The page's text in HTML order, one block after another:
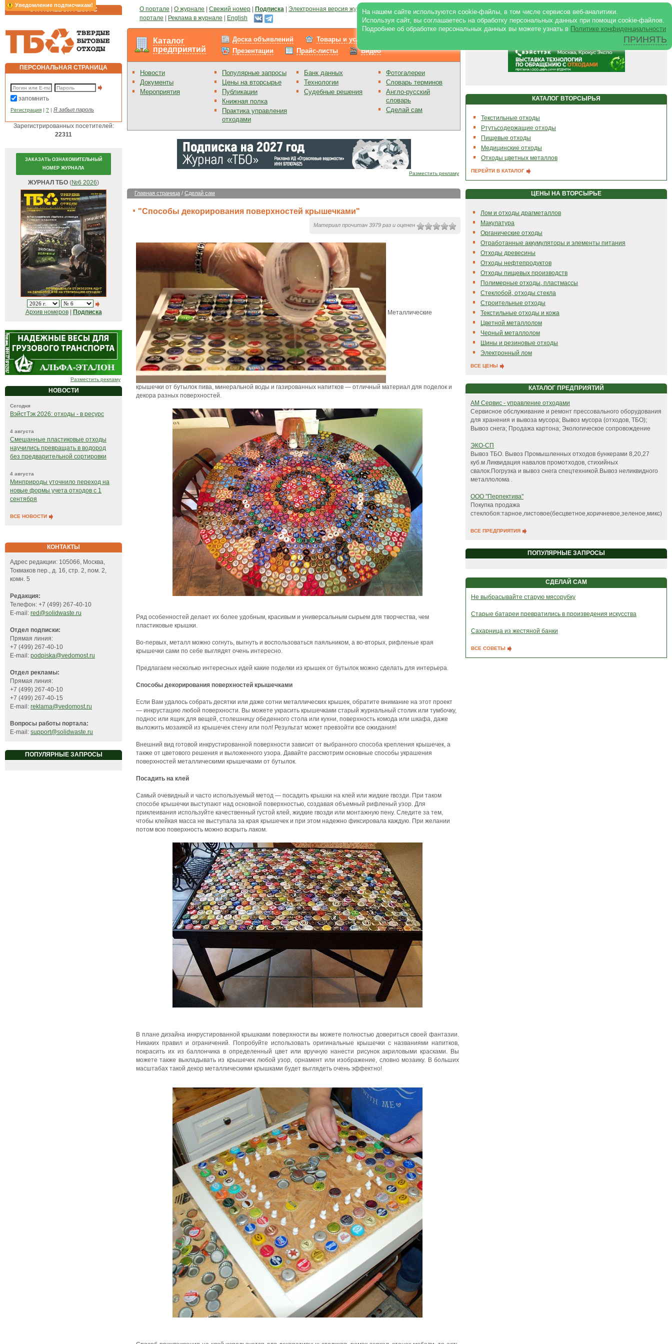
Уведомление подписчикам!
На нашем сайте используются cookie-файлы, в том числе сервисов веб-аналитики.
Используя сайт, вы соглашаетесь на обработку персональных данных при помощи cookie-файлов.
Подробнее об обработке персональных данных вы можете узнать в Политике конфиденциальности
ПРИНЯТЬ
ОТРАСЛЕВОЙ РЕСУРС О портале О журнале Свежий номер Подписка Электронная версия журнала |Отзывы|Реклама на
портале | Реклама в журнале | English
ПЕРСОНАЛЬНАЯ СТРАНИЦА
запомнить
Регистрация | ? | Я забыл пароль
Зарегистрированных посетителей:
22311
ЗАКАЗАТЬ ОЗНАКОМИТЕЛЬНЫЙ
НОМЕР ЖУРНАЛА
ЖУРНАЛ ТБО (№6 2026)
Архив номеров| Подписка
Разместить рекламу
НОВОСТИ
Сегодня
ВэйстТэк 2026: отходы - в ресурс
4 августа
Смешанные пластиковые отходы
научились превращать в водород
без предварительной сортировки
4 августа
Минприроды уточнило переход на
новые формы учета отходов с 1
сентября
ВСЕ НОВОСТИ
КОНТАКТЫ
Адрес редакции: 105066, Москва,
Токмаков пер., д. 16, стр. 2, пом. 2,
комн. 5
Редакция:
Телефон: +7 (499) 267-40-10
E-mail: red@solidwaste.ru
Отдел подписки:
Прямая линия:
+7 (499) 267-40-10
E-mail: podpiska@vedomost.ru
Отдел рекламы:
Прямая линия:
+7 (499) 267-40-10
+7 (499) 267-40-15
E-mail: reklama@vedomost.ru
Вопросы работы портала:
E-mail: support@solidwaste.ru
ПОПУЛЯРНЫЕ ЗАПРОСЫ
Каталог
предприятий
Доска объявлений Товары и услуги
Презентации
Прайс-листы Видео
Новости
Документы
Мероприятия
Популярные запросы
Цены на вторсырье
Публикации
Книжная полка
Практика управления
отходами
Банк данных
Технологии
Судебные решения
Фотогалереи
Словарь терминов
Англо-русский
словарь
Сделай сам
Разместить рекламу
Главная страница / Сделай сам
"Способы декорирования поверхностей крышечками"
Материал прочитан 3979 раз и оценен
Металлические
крышечки от бутылок пива, минеральной воды и газированных напитков — отличный материал для поделок и
декора разных поверхностей.
Ряд особенностей делает их более удобным, красивым и универсальным сырьем для творчества, чем
пластиковые крышки.
Во-первых, металл можно согнуть, выгнуть и воспользоваться паяльником, а во-вторых, рифленые края
крышечки сами по себе выглядят очень интересно.
Предлагаем несколько интересных идей какие поделки из крышек от бутылок можно сделать для интерьера.
Способы декорирования поверхностей крышечками
Если Вам удалось собрать десятки или даже сотни металлических крышек, обратите внимание на этот проект
— инкрустацию любой поверхности. Вы можете украсить крышечками старый журнальный столик или тумбочку,
поднос или ящик для вещей, столешницу обеденного стола или кухни, поверхность комода или шкафа, даже
выложить мозаикой из крышечек стену или пол! Результат может превзойти все ожидания!
Внешний вид готовой инкрустированной поверхности зависит от выбранного способа крепления крышечек, а
также от цветового решения и выложенного узора. Давайте рассмотрим основные способы украшения
поверхностей металлическими крышечками от бутылок.
Посадить на клей
Самый очевидный и часто используемый метод — посадить крышки на клей или жидкие гвозди. При таком
способе крышечки выступают над основной поверхностью, создавая объемный рифленый узор. Для
приклеивания используйте качественный густой клей, жидкие гвозди или монтажную пену. Следите за тем,
чтобы клейкая масса не выступала за края крышечек и при этом надежно фиксировала каждую. При желании
потом всю поверхность можно вскрыть лаком.
В плане дизайна инкрустированной крышками поверхности вы можете полностью довериться своей фантазии.
Никаких правил и ограничений. Попробуйте использовать оригинальные крышечки с названиями напитков,
покрасить их из баллончика в определенный цвет или вручную нанести рисунок акриловыми красками. Вы
можете также выкладывать из крышечек любой узор, орнамент или изображение, словно мозаику. В больших
масштабах такой декор металлическими крышками будет выглядеть очень эффектно!
КАТАЛОГ ВТОРСЫРЬЯ
Текстильные отходы
Ртутьсодержащие отходы
Пищевые отходы
Медицинские отходы
Отходы цветных металлов
ПЕРЕЙТИ В КАТАЛОГ
ЦЕНЫ НА ВТОРСЫРЬЕ
Лом и отходы драгметаллов
Макулатура
Органические отходы
Отработанные аккумуляторы и элементы питания
Отходы древесины
Отходы нефтепродуктов
Отходы пищевых производств
Полимерные отходы, пластмассы
Стеклобой, отходы стекла
Строительные отходы
Текстильные отходы и кожа
Цветной металлолом
Черный металлолом
Шины и резиновые отходы
Электронный лом
ВСЕ ЦЕНЫ
КАТАЛОГ ПРЕДПРИЯТИЙ
АМ Сервис - управление отходами
Сервисное обслуживание и ремонт прессовального оборудования
для хранения и вывоза мусора; Вывоз мусора (отходов, ТБО);
Вывоз снега; Продажа картона; Экологическое сопровождение
ЭКО-СП
Вывоз ТБО. Вывоз Промышленных отходов бункерами 8,20,27
куб.м Ликвидация навалов промотходов, стихийных
свалок.Погрузка и вывоз снега спецтехникой.Вывоз неликвидного
металлолома .
ООО "Перпектива"
Покупка продажа
стеклобоя:тарное,листовое(бесцветное,коричневое,зеленое,микс)
ВСЕ ПРЕДПРИЯТИЯ
ПОПУЛЯРНЫЕ ЗАПРОСЫ
СДЕЛАЙ САМ
Не выбрасывайте старую мясорубку
Старые батареи превратились в произведения искусства
Сахарница из жестяной банки
ВСЕ СОВЕТЫ